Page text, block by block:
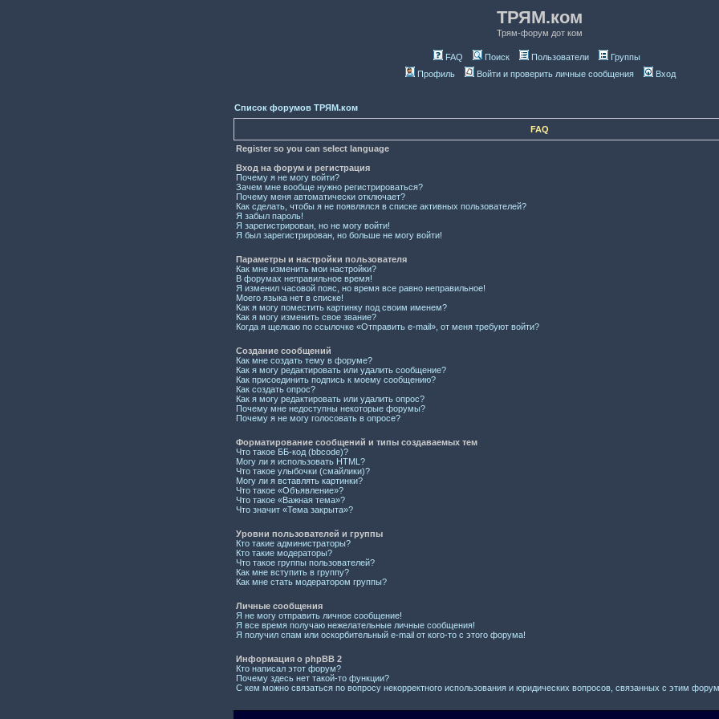
ТРЯМ.ком
Трям-форум дот ком
FAQ Поиск Пользователи
Группы
Профиль
Войти и проверить личные сообщения Вход
Список форумов ТРЯМ.ком
FAQ
Register so you can select language
Вход на форум и регистрация
Почему я не могу войти?
Зачем мне вообще нужно регистрироваться?
Почему меня автоматически отключает?
Как сделать, чтобы я не появлялся в списке активных пользователей?
Я забыл пароль!
Я зарегистрирован, но не могу войти!
Я был зарегистрирован, но больше не могу войти!
Параметры и настройки пользователя
Как мне изменить мои настройки?
В форумах неправильное время!
Я изменил часовой пояс, но время все равно неправильное!
Моего языка нет в списке!
Как я могу поместить картинку под своим именем?
Как я могу изменить свое звание?
Когда я щелкаю по ссылочке «Отправить e-mail», от меня требуют войти?
Создание сообщений
Как мне создать тему в форуме?
Как я могу редактировать или удалить сообщение?
Как присоединить подпись к моему сообщению?
Как создать опрос?
Как я могу редактировать или удалить опрос?
Почему мне недоступны некоторые форумы?
Почему я не могу голосовать в опросе?
Форматирование сообщений и типы создаваемых тем
Что такое ББ-код (bbcode)?
Могу ли я использовать HTML?
Что такое улыбочки (смайлики)?
Могу ли я вставлять картинки?
Что такое «Объявление»?
Что такое «Важная тема»?
Что значит «Тема закрыта»?
Уровни пользователей и группы
Кто такие администраторы?
Кто такие модераторы?
Что такое группы пользователей?
Как мне вступить в группу?
Как мне стать модератором группы?
Личные сообщения
Я не могу отправить личное сообщение!
Я все время получаю нежелательные личные сообщения!
Я получил спам или оскорбительный e-mail от кого-то с этого форума!
Информация о phpBB 2
Кто написал этот форум?
Почему здесь нет такой-то функции?
С кем можно связаться по вопросу некорректного использования и юридических вопросов, связанных с этим